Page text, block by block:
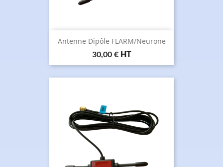
Antenne Dipôle FLARM/Neurone
Prix
30,00 € HT